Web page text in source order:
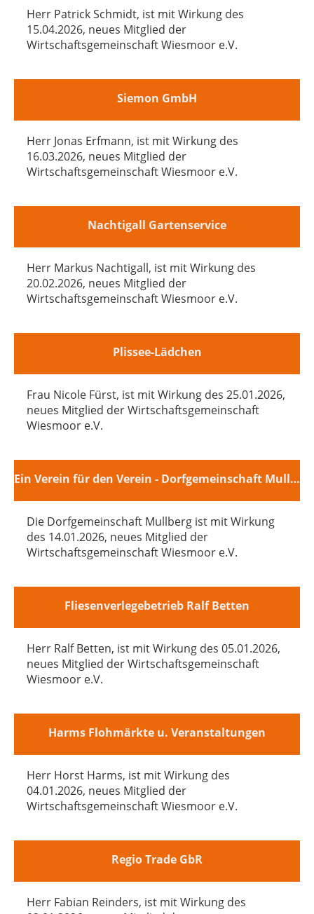
Herr Patrick Schmidt, ist mit Wirkung des
15.04.2026, neues Mitglied der
Wirtschaftsgemeinschaft Wiesmoor e.V.
Siemon GmbH
Herr Jonas Erfmann, ist mit Wirkung des
16.03.2026, neues Mitglied der
Wirtschaftsgemeinschaft Wiesmoor e.V.
Nachtigall Gartenservice
Herr Markus Nachtigall, ist mit Wirkung des
20.02.2026, neues Mitglied der
Wirtschaftsgemeinschaft Wiesmoor e.V.
Plissee-Lädchen
Frau Nicole Fürst, ist mit Wirkung des 25.01.2026,
neues Mitglied der Wirtschaftsgemeinschaft
Wiesmoor e.V.
Ein Verein für den Verein - Dorfgemeinschaft Mullberg
Die Dorfgemeinschaft Mullberg ist mit Wirkung
des 14.01.2026, neues Mitglied der
Wirtschaftsgemeinschaft Wiesmoor e.V.
Fliesenverlegebetrieb Ralf Betten
Herr Ralf Betten, ist mit Wirkung des 05.01.2026,
neues Mitglied der Wirtschaftsgemeinschaft
Wiesmoor e.V.
Harms Flohmärkte u. Veranstaltungen
Herr Horst Harms, ist mit Wirkung des
04.01.2026, neues Mitglied der
Wirtschaftsgemeinschaft Wiesmoor e.V.
Regio Trade GbR
Herr Fabian Reinders, ist mit Wirkung des